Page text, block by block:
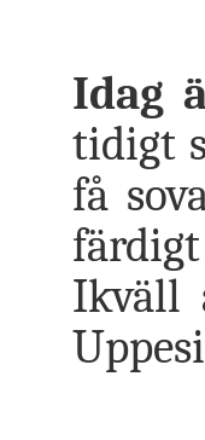
Idag
tidigt
få
Ikväll